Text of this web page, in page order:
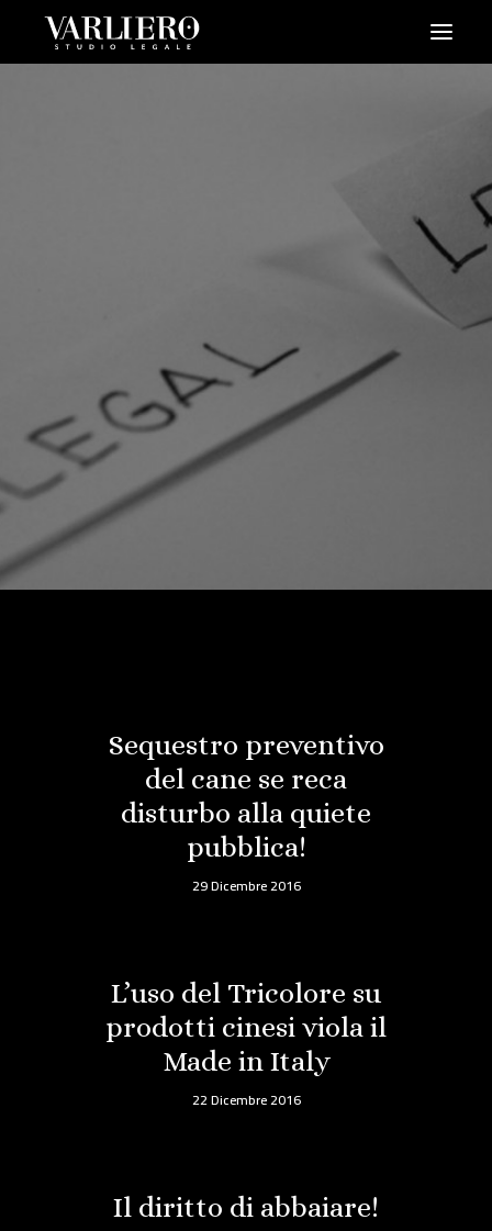
PRENDI UN APPUNTAMENTO
Sequestro preventivo
del cane se reca
disturbo alla quiete
pubblica!
29 Dicembre 2016
L’uso del Tricolore su
prodotti cinesi viola il
Made in Italy
22 Dicembre 2016
Il diritto di abbaiare!